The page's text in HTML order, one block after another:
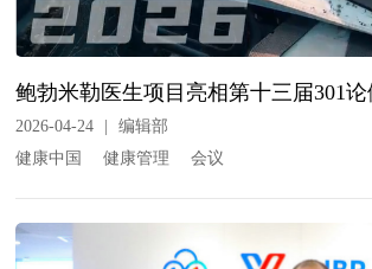
鲍勃米勒医生项目亮相第十三届301论
2026-04-24
编辑部
健康中国
健康管理 会议